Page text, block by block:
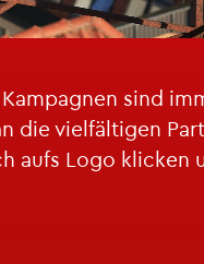
sind
die viel­fäl­ti­gen
aufs Logo kli­cken